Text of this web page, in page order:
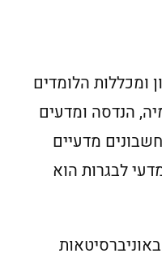
ומכללות הלומדים
הנדסה ומדעים
מדעיים
לבגרות הוא